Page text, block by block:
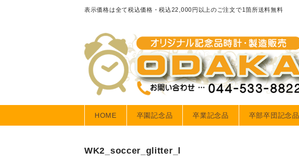
表示価格は全て税込価格・税込22,000円以上のご注文で1箇所送料無料
HOME 卒園記念品 卒業記念品 卒部卒団記念品
WK2_soccer_glitter_l